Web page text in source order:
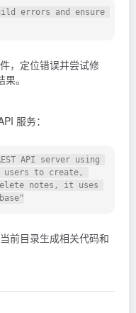
errors and ensure
，定位错误并尝试修
。
服务：
API server using
to create,
notes, it uses
前目录生成相关代码和